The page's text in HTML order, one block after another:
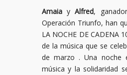
Amaia yAlfred,
Operación Triunfo, han
LA NOCHE DE CADENA
de la música que se
de marzo . Una noche
música y la solidaridad